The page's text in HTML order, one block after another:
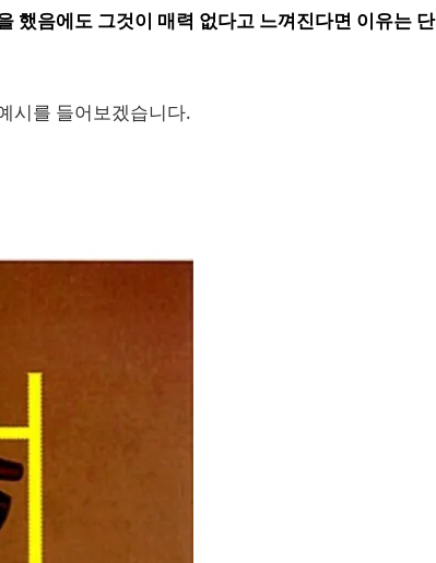
했음에도 그것이 매력 없다고 느껴진다면 이유는 단
시를 들어보겠습니다.